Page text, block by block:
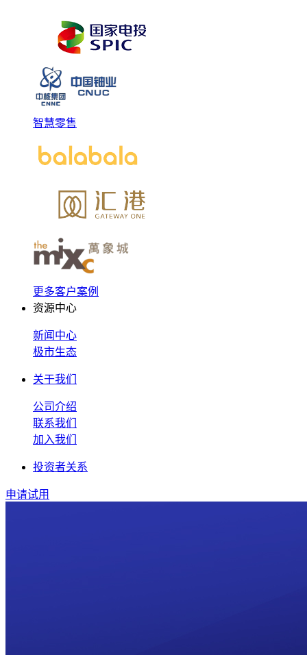
智慧零售
更多客户案例
资源中心
新闻中心
极市生态
关于我们
公司介绍
联系我们
加入我们
投资者关系
申请试用